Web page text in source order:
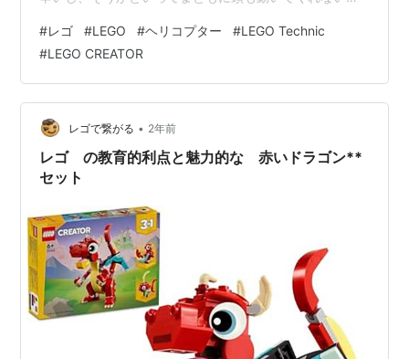
ション通りの組み立てを楽しむことにしました。 LEGO
31047 CREATOR 3 IN 1 、軽飛行機、ヘリコプター、ス
ピードボートのバリエーションからヘリコプターを選
択。これなら楽だし気も紛れるかなと思ったのですが指
先の痺れで細かいブロックを扱えないわ、目の霞みで小
さなブロックの形状をしっ…
#レゴ #LEGO #ヘリコプター #LEGO Technic
#LEGO CREATOR
レゴで繋がる • 2年前
レゴ の教育的利点と魅力的な 赤いドラゴン**
セット